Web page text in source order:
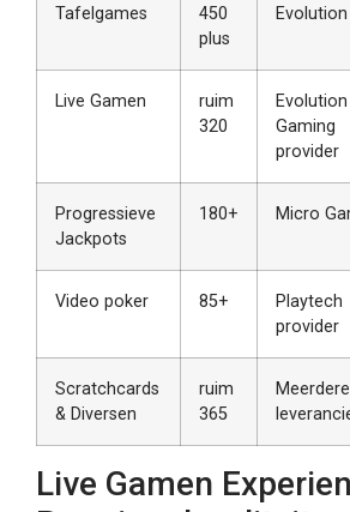
Tafelgames
450
plus
Evolution
Live Gamen
ruim
320
Evolution
Gaming
provider
Progressieve
Jackpots
180+ Micro
Video poker 85+
Playtech
provider
Scratchcards
& Diversen
ruim
365
Meerdere
Live Gamen